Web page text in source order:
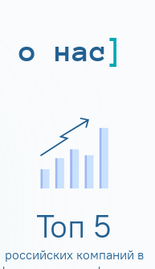
о нас
Топ 5
российских компаний в